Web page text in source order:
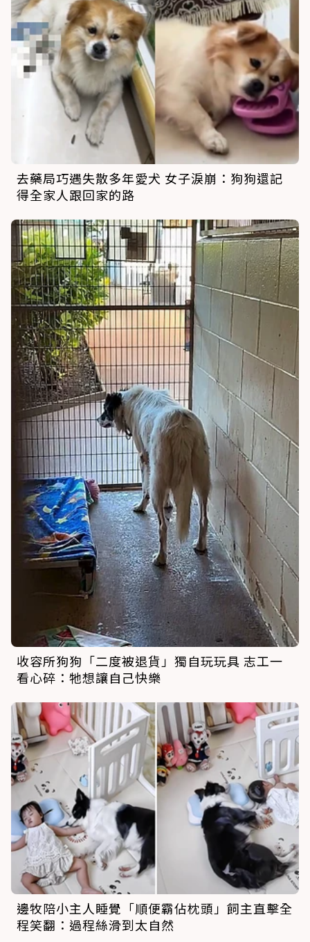
去藥局巧遇失散多年愛犬 女子淚崩：狗狗還記
得全家人跟回家的路
收容所狗狗「二度被退貨」獨自玩玩具 志工一
看心碎：牠想讓自己快樂
邊牧陪小主人睡覺「順便霸佔枕頭」飼主直擊全
程笑翻：過程絲滑到太自然